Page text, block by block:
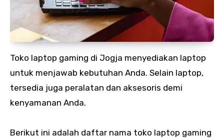
Toko laptop gaming di Jogja menyediakan laptop
untuk menjawab kebutuhan Anda. Selain laptop,
tersedia juga peralatan dan aksesoris demi
kenyamanan Anda.
Berikut ini adalah daftar nama toko laptop gaming